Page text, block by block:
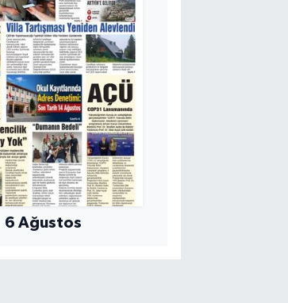
6 Ağustos